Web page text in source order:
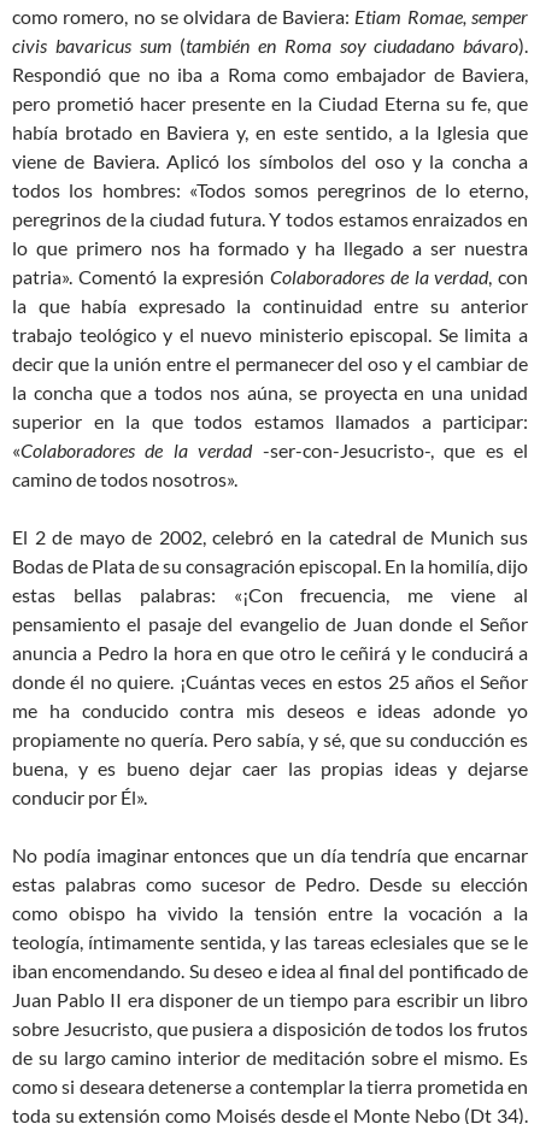
como romero, no se olvidara de Baviera: Etiam Romae, semper
civis bavaricus sum (también en Roma soy ciudadano bávaro).
Respondió que no iba a Roma como embajador de Baviera,
pero prometió hacer presente en la Ciudad Eterna su fe, que
había brotado en Baviera y, en este sentido, a la Iglesia que
viene de Baviera. Aplicó los símbolos del oso y la concha a
todos los hombres: «Todos somos peregrinos de lo eterno,
peregrinos de la ciudad futura. Y todos estamos enraizados en
lo que primero nos ha formado y ha llegado a ser nuestra
patria». Comentó la expresión Colaboradores de la verdad, con
la que había expresado la continuidad entre su anterior
trabajo teológico y el nuevo ministerio episcopal. Se limita a
decir que la unión entre el permanecer del oso y el cambiar de
la concha que a todos nos aúna, se proyecta en una unidad
superior en la que todos estamos llamados a participar:
«Colaboradores de la verdad-ser-con-Jesucristo-, que es el
camino de todos nosotros».
El 2 de mayo de 2002, celebró en la catedral de Munich sus
Bodas de Plata de su consagración episcopal. En la homilía, dijo
estas bellas palabras: «¡Con frecuencia, me viene al
pensamiento el pasaje del evangelio de Juan donde el Señor
anuncia a Pedro la hora en que otro le ceñirá y le conducirá a
donde él no quiere. ¡Cuántas veces en estos 25 años el Señor
me ha conducido contra mis deseos e ideas adonde yo
propiamente no quería. Pero sabía, y sé, que su conducción es
buena, y es bueno dejar caer las propias ideas y dejarse
conducir por Él».
No podía imaginar entonces que un día tendría que encarnar
estas palabras como sucesor de Pedro. Desde su elección
como obispo ha vivido la tensión entre la vocación a la
teología, íntimamente sentida, y las tareas eclesiales que se le
iban encomendando. Su deseo e idea al final del pontificado de
Juan Pablo II era disponer de un tiempo para escribir un libro
sobre Jesucristo, que pusiera a disposición de todos los frutos
de su largo camino interior de meditación sobre el mismo. Es
como si deseara detenerse a contemplar la tierra prometida en
toda su extensión como Moisés desde el Monte Nebo (Dt 34).